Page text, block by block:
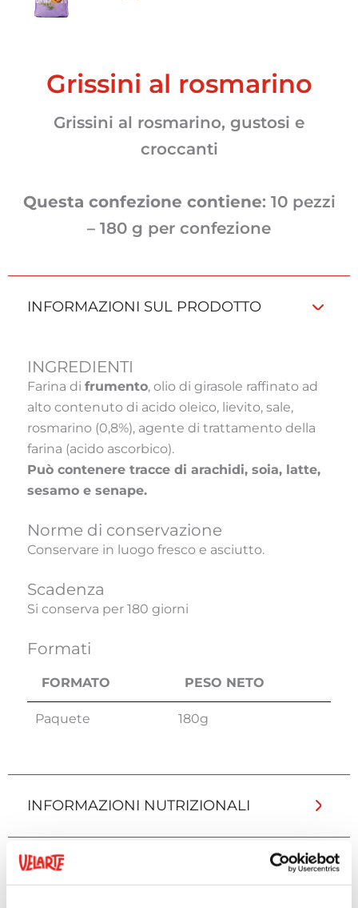
Grissini al rosmarino
Grissini al rosmarino, gustosi e
croccanti
Questa confezione contiene: 10 pezzi
– 180 g per confezione
INFORMAZIONI SUL PRODOTTO
INGREDIENTI
Farina di frumento, olio di girasole raffinato ad
alto contenuto di acido oleico, lievito, sale,
rosmarino (0,8%), agente di trattamento della
farina (acido ascorbico).
Può contenere tracce di arachidi, soia, latte,
sesamo e senape.
Norme di conservazione
Conservare in luogo fresco e asciutto.
Scadenza
Si conserva per 180 giorni
Formati
FORMATO
PESO NETO
FORMATO
PESO NETO
Paquete 180g
INFORMAZIONI NUTRIZIONALI
INFORMAZIONI AGGIUNTIVE